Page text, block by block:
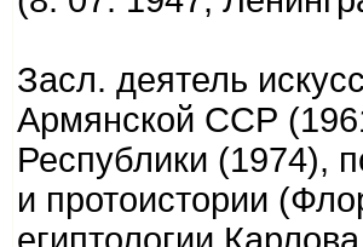
Засл. деятель
Армянской ССР
Республики (1974),
и протоистории